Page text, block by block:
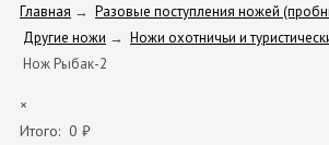
Главная → Разовые поступления ножей
Другие ножи → Ножи охотничьи и
Нож Рыбак-2
×
Итого: 0 ₽